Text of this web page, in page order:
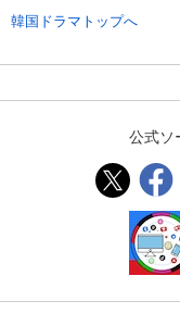
視聴年齢制限
視聴デバイス一覧
韓国ドラマトップへ
公式ソ